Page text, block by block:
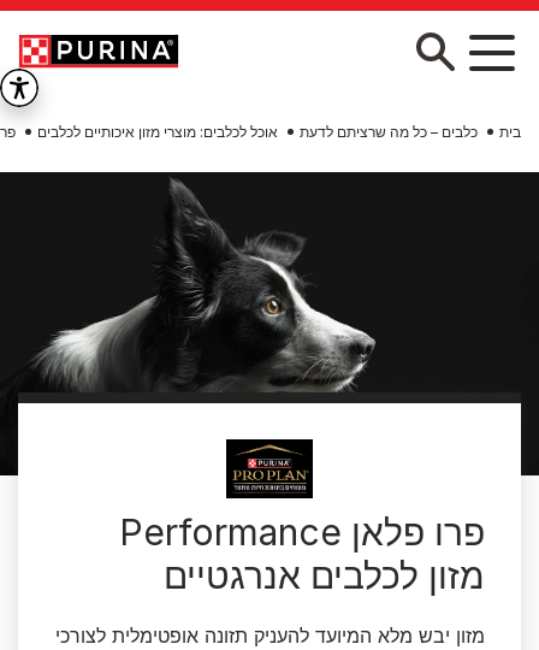
Skip to main content
בית כלבים – כל מה שרציתם לדעת אוכל לכלבים: מוצרי מזון איכותיים לכלבים
פרו פלאן Performance
מזון לכלבים אנרגטיים
מזון יבש מלא המיועד להעניק תזונה אופטימלית לצורכי